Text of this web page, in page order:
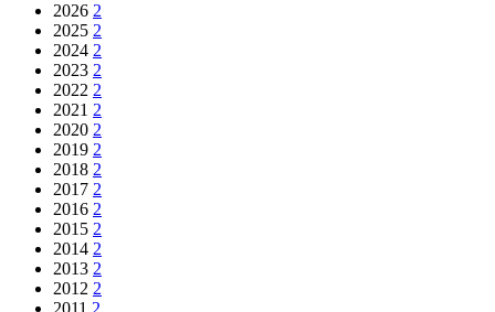
2026 2
2025 2
2024 2
2023 2
2022 2
2021 2
2020 2
2019 2
2018 2
2017 2
2016 2
2015 2
2014 2
2013 2
2012 2
2011 2